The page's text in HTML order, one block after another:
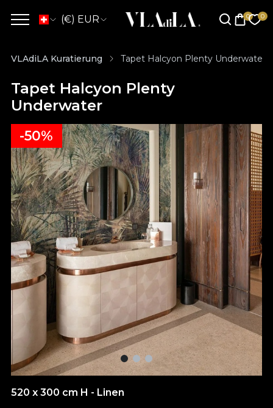
(€) EUR
VLAdiLA Kuratierung Tapet Halcyon Plenty Underwater
Tapet Halcyon Plenty
Underwater
-50%
520 x 300 cm H - Linen